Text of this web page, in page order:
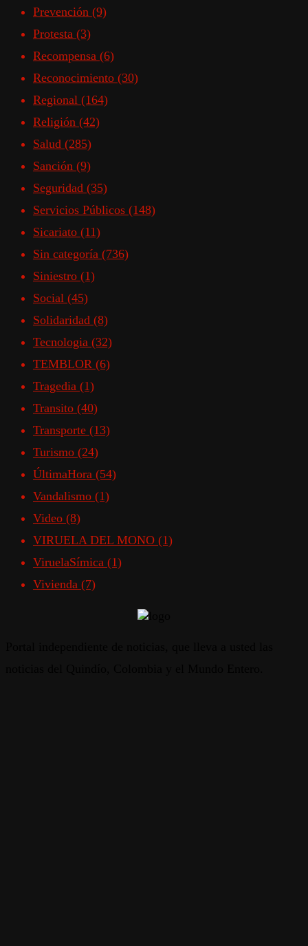
Prevención (9)
Protesta (3)
Recompensa (6)
Reconocimiento (30)
Regional (164)
Religión (42)
Salud (285)
Sanción (9)
Seguridad (35)
Servicios Públicos (148)
Sicariato (11)
Sin categoría (736)
Siniestro (1)
Social (45)
Solidaridad (8)
Tecnologia (32)
TEMBLOR (6)
Tragedia (1)
Transito (40)
Transporte (13)
Turismo (24)
ÚltimaHora (54)
Vandalismo (1)
Video (8)
VIRUELA DEL MONO (1)
ViruelaSímica (1)
Vivienda (7)